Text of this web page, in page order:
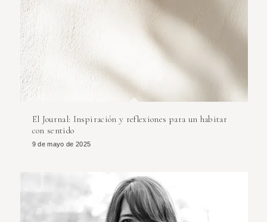
El Journal: Inspiración y reflexiones para un habitar
con sentido
9 de mayo de 2025